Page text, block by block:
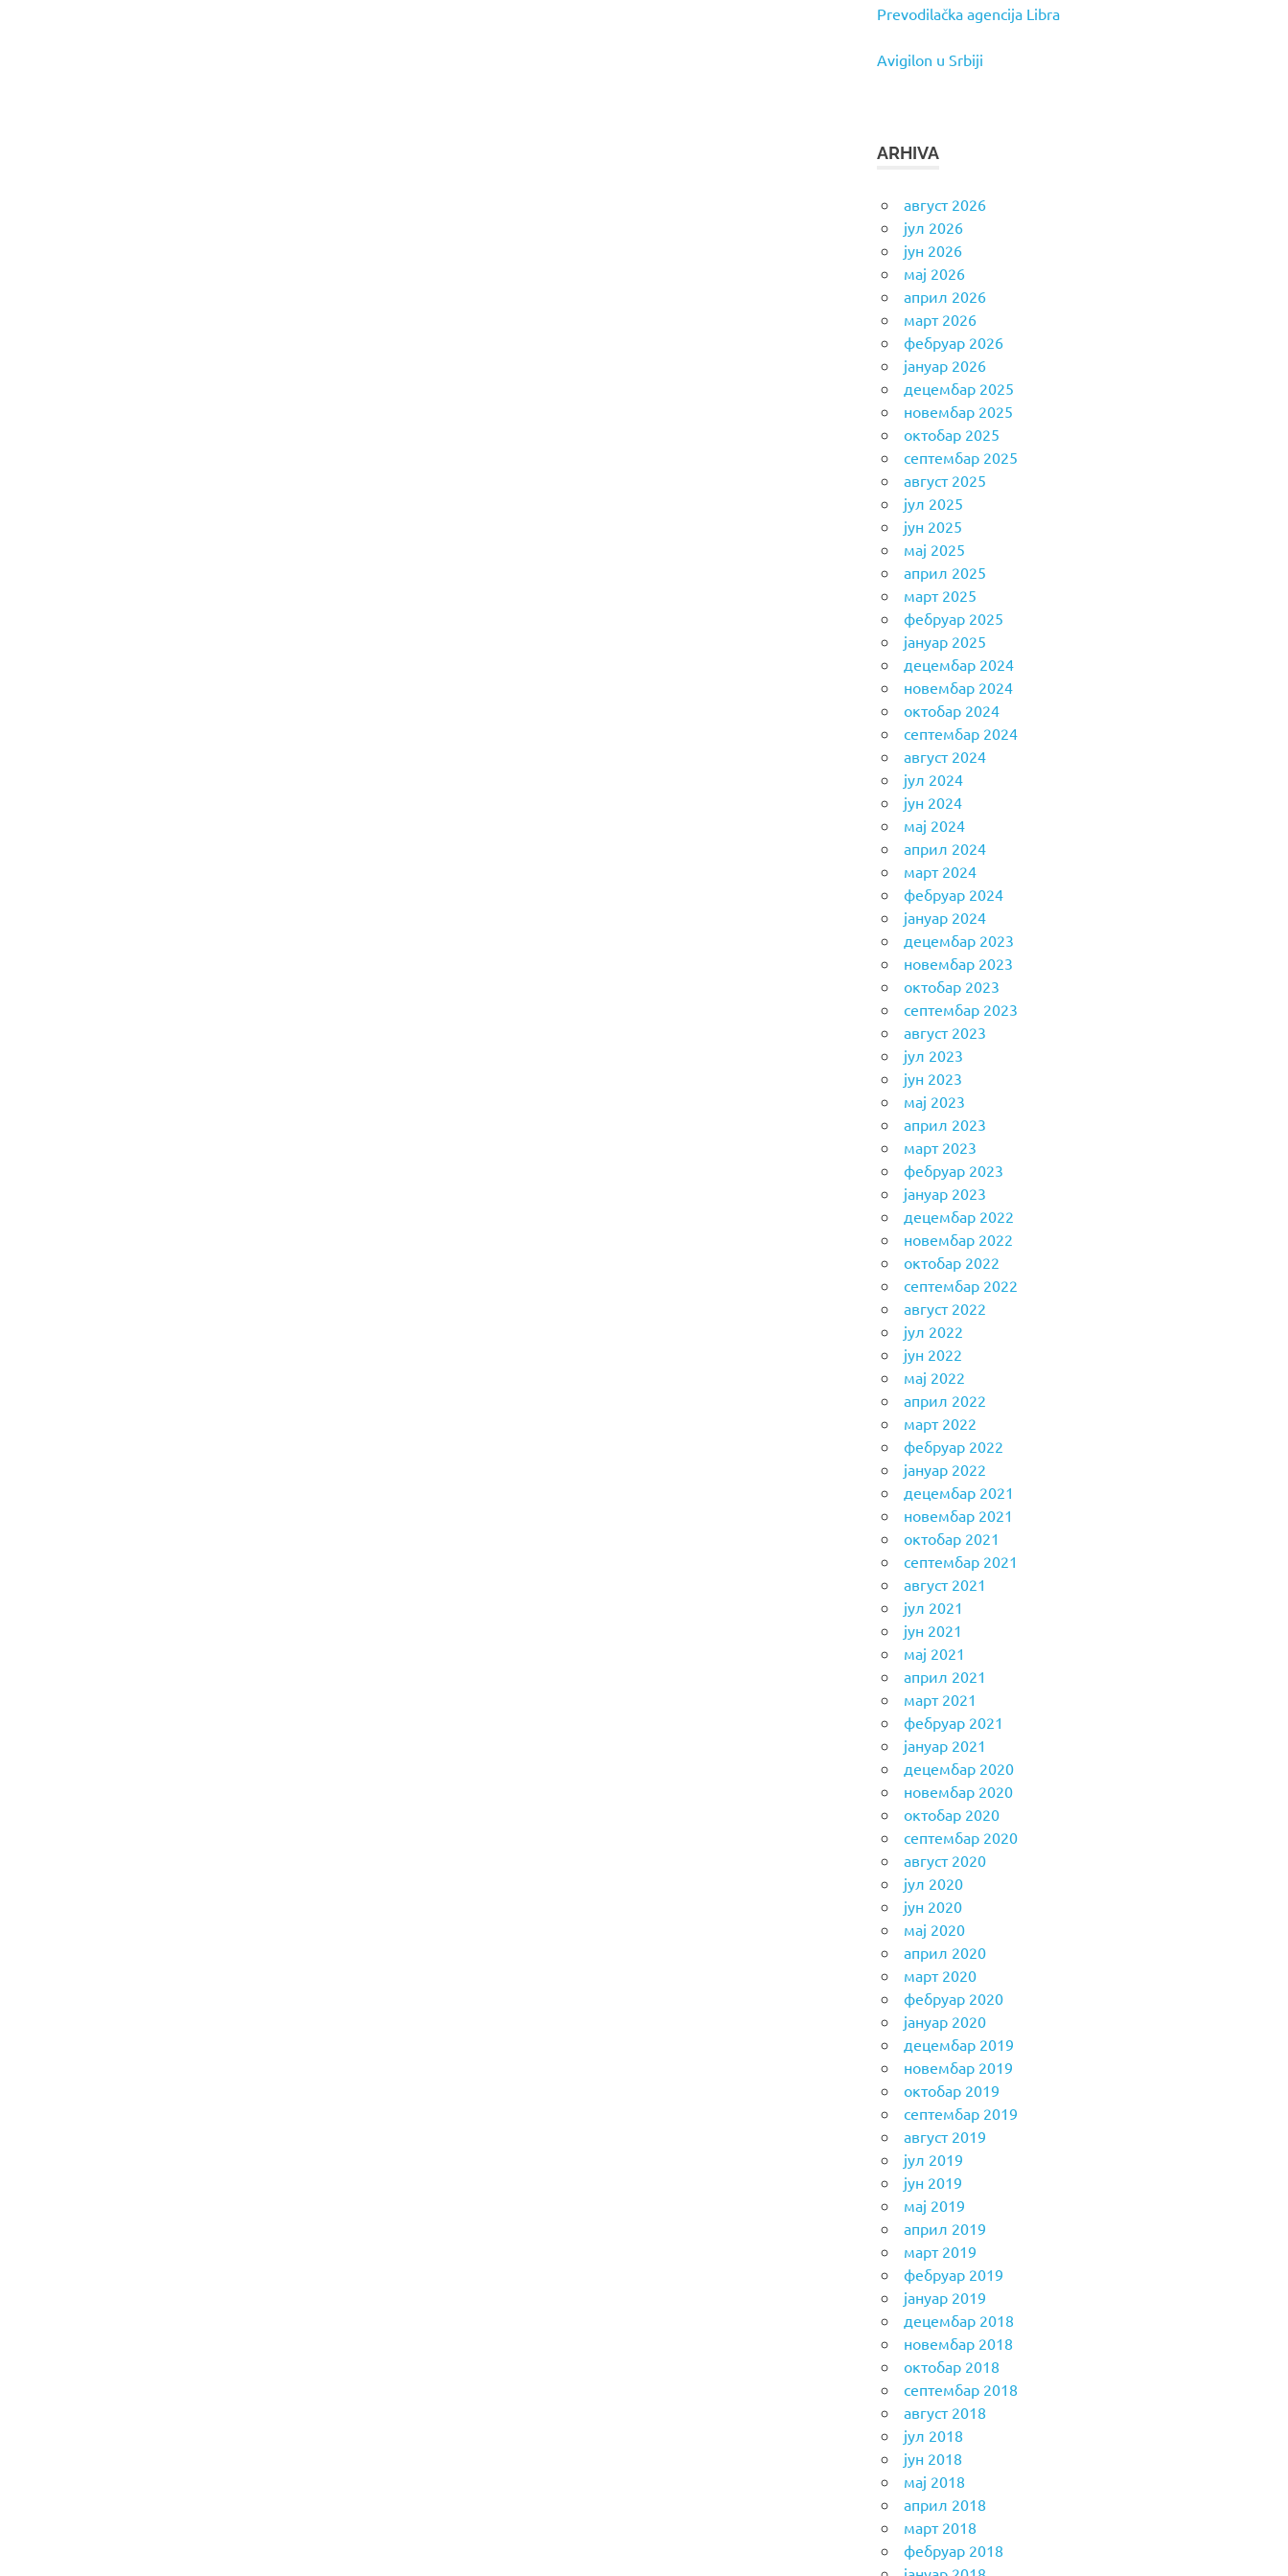
Prevodilačka agencija Libra
Avigilon u Srbiji
ARHIVA
август 2026
јул 2026
јун 2026
мај 2026
април 2026
март 2026
фебруар 2026
јануар 2026
децембар 2025
новембар 2025
октобар 2025
септембар 2025
август 2025
јул 2025
јун 2025
мај 2025
април 2025
март 2025
фебруар 2025
јануар 2025
децембар 2024
новембар 2024
октобар 2024
септембар 2024
август 2024
јул 2024
јун 2024
мај 2024
април 2024
март 2024
фебруар 2024
јануар 2024
децембар 2023
новембар 2023
октобар 2023
септембар 2023
август 2023
јул 2023
јун 2023
мај 2023
април 2023
март 2023
фебруар 2023
јануар 2023
децембар 2022
новембар 2022
октобар 2022
септембар 2022
август 2022
јул 2022
јун 2022
мај 2022
април 2022
март 2022
фебруар 2022
јануар 2022
децембар 2021
новембар 2021
октобар 2021
септембар 2021
август 2021
јул 2021
јун 2021
мај 2021
април 2021
март 2021
фебруар 2021
јануар 2021
децембар 2020
новембар 2020
октобар 2020
септембар 2020
август 2020
јул 2020
јун 2020
мај 2020
април 2020
март 2020
фебруар 2020
јануар 2020
децембар 2019
новембар 2019
октобар 2019
септембар 2019
август 2019
јул 2019
јун 2019
мај 2019
април 2019
март 2019
фебруар 2019
јануар 2019
децембар 2018
новембар 2018
октобар 2018
септембар 2018
август 2018
јул 2018
јун 2018
мај 2018
април 2018
март 2018
фебруар 2018